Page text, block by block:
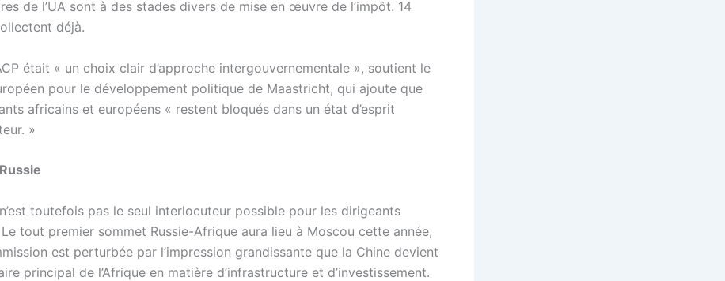
de l’UA sont à des stades divers de mise en œuvre de l’impôt. 14
déjà.
était « un choix clair d’approche intergouvernementale », soutient le
pour le développement politique de Maastricht, qui ajoute que
africains et européens « restent bloqués dans un état d’esprit
»
n’est toutefois pas le seul interlocuteur possible pour les dirigeants
tout premier sommet Russie-Afrique aura lieu à Moscou cette année,
est perturbée par l’impression grandissante que la Chine devient
principal de l’Afrique en matière d’infrastructure et d’investissement.